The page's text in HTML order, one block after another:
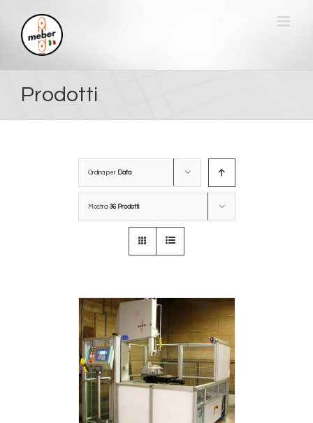
contenuto
Prodotti
Ordina per Data
Mostra 36 Prodotti